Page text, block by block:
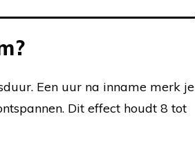
Een uur na inname merk je
Dit effect houdt 8 tot